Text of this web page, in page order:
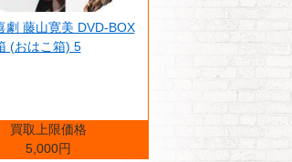
劇 藤山寛美 DVD-BOX
(おはこ箱) 5
買取上限価格
5,000円